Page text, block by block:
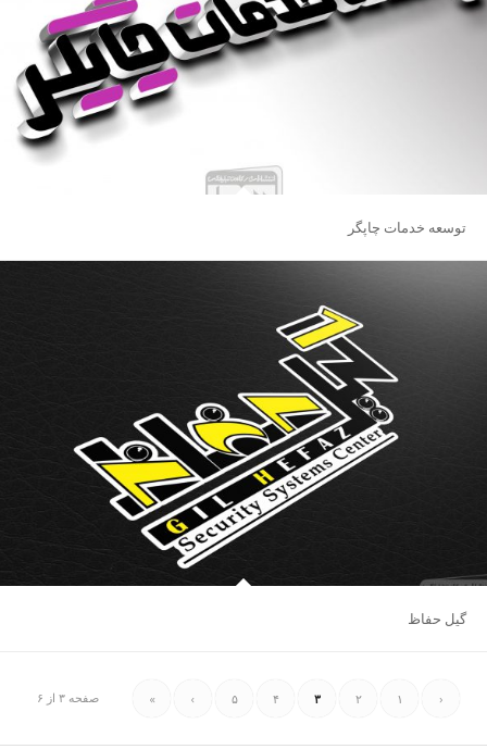
توسعه خدمات چاپگر
گیل حفاظ
صفحه ۳ از ۶ ‹ ۱ ۲ ۳ ۴ ۵ ›
»